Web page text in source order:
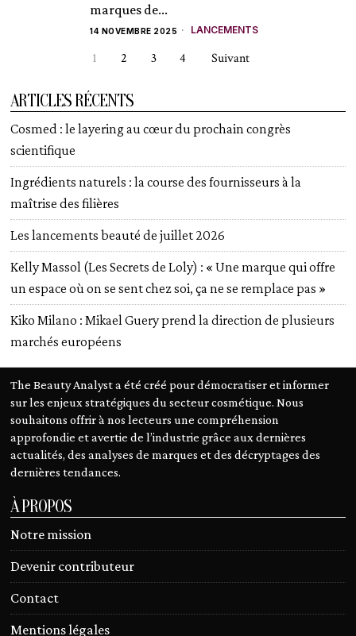
marques de...
14 NOVEMBRE 2025 LANCEMENTS
1 2 3 4 Suivant
ARTICLES RÉCENTS
Cosmed : le layering au cœur du prochain congrès
scientifique
Ingrédients naturels : la course des fournisseurs à la
maîtrise des filières
Les lancements beauté de juillet 2026
Kelly Massol (Les Secrets de Loly) : « Une marque qui offre
un espace où on se sent chez soi, ça ne se remplace pas »
Kiko Milano : Mikael Guery prend la direction de plusieurs
marchés européens
The Beauty Analyst a été créé pour démocratiser et informer
sur les enjeux stratégiques du secteur cosmétique. Nous
souhaitons offrir à nos lecteurs une compréhension
approfondie et avertie de l’industrie grâce aux dernières
actualités, des analyses de marques et des décryptages des
dernières tendances.
À PROPOS
Notre mission
Devenir contributeur
Contact
Mentions légales